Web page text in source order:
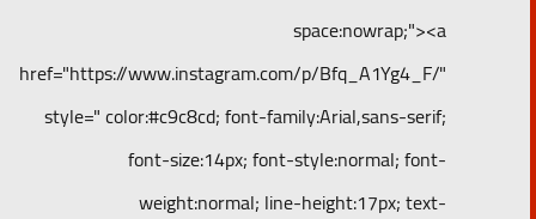
space:nowrap;"><a
href="https://www.instagram.com/p/Bfq_A1Yg4_F/"
style=" color:#c9c8cd; font-family:Arial,sans-serif;
font-size:14px; font-style:normal; font-
weight:normal; line-height:17px; text-